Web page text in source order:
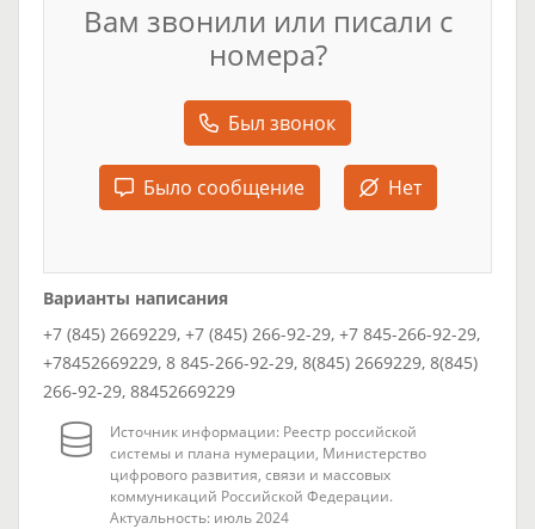
Вам звонили или писали с
номера?
Был звонок
Было сообщение Нет
Варианты написания
+7 (845) 2669229, +7 (845) 266-92-29, +7 845-266-92-29,
+78452669229, 8 845-266-92-29, 8(845) 2669229, 8(845)
266-92-29, 88452669229
Источник информации: Реестр российской
системы и плана нумерации, Министерство
цифрового развития, связи и массовых
коммуникаций Российской Федерации.
Актуальность: июль 2024